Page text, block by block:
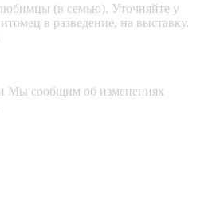
(в семью). Уточняйте у
в разведение, на выставку.
Мы сообщим об изменениях